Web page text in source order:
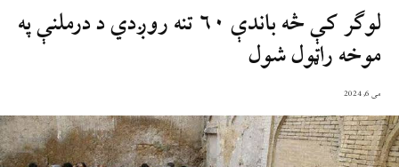
لوګر کې څه باندې ۶۰ تنه روږدي د درملنې په
موخه راټول شول
می 6, 2024